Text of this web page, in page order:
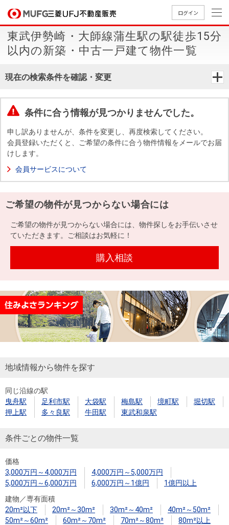
ログイン
買いたいTOP
中古
マン
ンを
探す
築・
一戸
建て
す
用
物
件
を
す
件を
探す
購入向け
サービス
住宅ロー
ンシミュ
住まい1プ
ラス（お
暮らしの
税金の本
（電子ブ
ック）
ド
売りたいTOP
無
料
定
却
談
売却
金額
試算
売却向け
周辺相場
住まい1プ
住まいと
暮らしの
税金の本
売却ガイ
ド
店舗案内TOP
店舗のご
案内（首
案内（名
案内（関
会社情報TOP
ごあいさ
つ
要
Way
経営ビジ
ョン
組織図
役員一
沿革
本社地
図
（電子ブ
ック版）
採用情報TOP
新卒採用
情報
採用情報
買いたい
売りたい
店舗案内
会社情報
採用情報
提携企業にお勤めの方
閉じる
東武伊勢崎・大師線蒲生駅の駅徒歩15分
以内の新築・中古一戸建て物件一覧
現在の検索条件を確認・変更
条件に合う情報が見つかりませんでした。
申し訳ありませんが、条件を変更し、再度検索してください。
会員登録いただくと、ご希望の条件に合う物件情報をメールでお届
けします。
会員サービスについて
ご希望の物件が見つからない場合には
ご希望の物件が見つからない場合には、物件探しをお手伝いさせ
ていただきます。ご相談はお気軽に！
購入相談
地域情報から物件を探す
同じ沿線の駅
曳舟駅
足利市駅 大袋駅 梅島駅 境町駅
堀切駅
押上駅
多々良駅 牛田駅 東武和泉駅
条件ごとの物件一覧
価格
3,000万円～4,000万円
4,000万円～5,000万円
5,000万円～6,000万円
6,000万円～1億円
1億円以上
建物／専有面積
20m²以下
20m²～30m² 30m²～40m²
40m²～50m²
50m²～60m²
60m²～70m² 70m²～80m²
80m²以上